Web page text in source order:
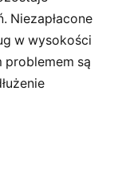
Niezapłacone
w wysokości
problemem są